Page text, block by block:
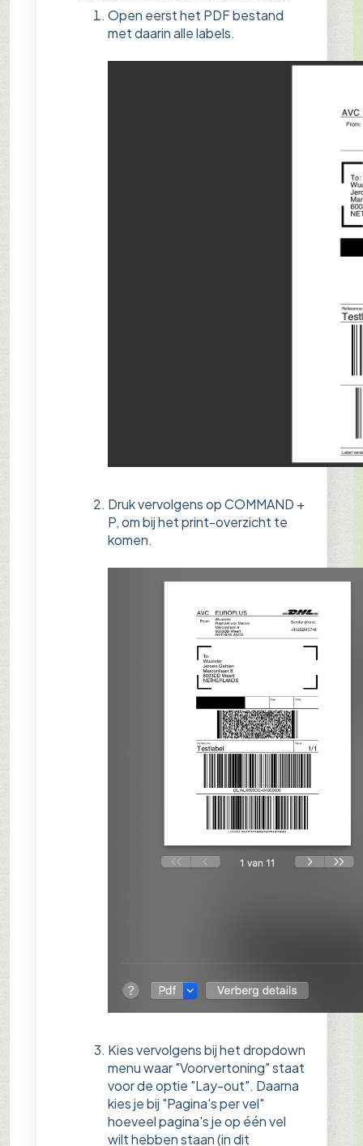
Open eerst het PDF bestand
met daarin alle labels.
Druk vervolgens op COMMAND +
P, om bij het print-overzicht te
komen.
Kies vervolgens bij het dropdown
menu waar "Voorvertoning" staat
voor de optie "Lay-out". Daarna
kies je bij "Pagina's per vel"
hoeveel pagina's je op één vel
wilt hebben staan (in dit